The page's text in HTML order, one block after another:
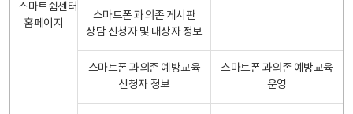
스마트쉼센터
홈페이지
스마트폰 과의존 게시판
상담 신청자 및 대상자 정보
스마트폰 과의존 예방교육
신청자 정보
스마트폰 과의존 예방교육
운영